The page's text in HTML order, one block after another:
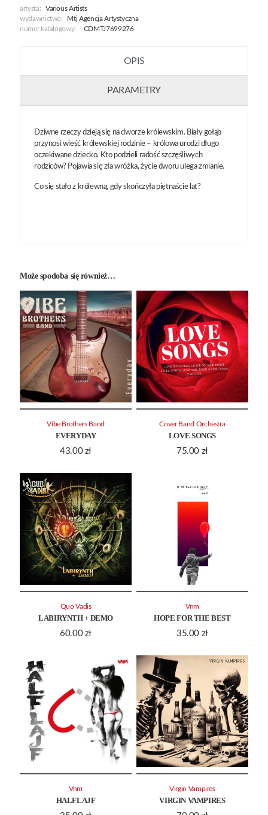
artysta:
Various Artists
wydawnictwo:
Mtj Agencja Artystyczna
numer katalogowy:
CDMTJ7699276
OPIS
PARAMETRY
Dziwne rzeczy dzieją się na dworze królewskim. Biały gołąb
przynosi wieść królewskiej rodzinie – królowa urodzi długo
oczekiwane dziecko. Kto podzieli radość szczęśliwych
rodziców? Pojawia się zła wróżka, życie dworu ulega zmianie.
Co się stało z królewną, gdy skończyła piętnaście lat?
Może spodoba się również…
EVERYDAY
43.00 zł
Vibe Brothers Band
LOVE SONGS
75.00 zł
Cover Band Orchestra
LABIRYNTH + DEMO
60.00 zł
Quo Vadis
HOPE FOR THE BEST
35.00 zł
Vnm
HALFLAJF
Vnm
VIRGIN VAMPIRES
Virgin Vampires